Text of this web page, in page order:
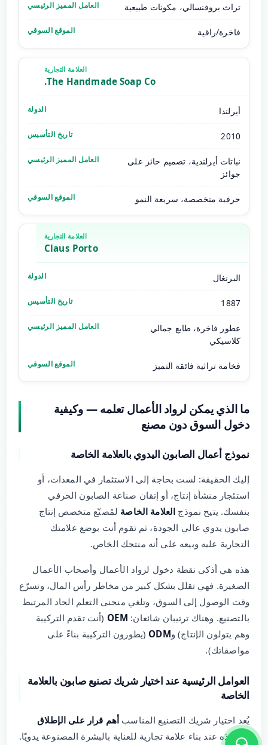
تراث بروفنسالي، مكونات طبيعية
فاخرة/راقية
The Handmade Soap Co.
أيرلندا
2010
نباتات أيرلندية، تصميم حائز على
جوائز
حرفية متخصصة، سريعة النمو
Claus Porto
البرتغال
1887
عطور فاخرة، طابع جمالي
كلاسيكي
فخامة تراثية فائقة التميز
ما الذي يمكن لرواد الأعمال تعلمه — وكيفية
دخول السوق دون مصنع
نموذج أعمال الصابون اليدوي بالعلامة الخاصة
إليك الحقيقة: لست بحاجة إلى الاستثمار في المعدات، أو
استئجار منشأة إنتاج، أو إتقان صناعة الصابون الحرفي
بنفسك. يتيح نموذج العلامة الخاصة لمُصنّع متخصص إنتاج
صابون يدوي عالي الجودة، ثم تقوم أنت بوضع علامتك
التجارية عليه وبيعه على أنه منتجك الخاص.
هذه هي أذكى نقطة دخول لرواد الأعمال وأصحاب الأعمال
الصغيرة. فهي تقلل بشكل كبير من مخاطر رأس المال، وتسرّع
وقت الوصول إلى السوق، وتلغي منحنى التعلم الحاد المرتبط
بالتصنيع. وهناك ترتيبان شائعان: OEM (أنت تقدم التركيبة
وهم يتولون الإنتاج) وODM (يطورون التركيبة بناءً على
مواصفاتك).
العوامل الرئيسية عند اختيار شريك تصنيع صابون بالعلامة
الخاصة
يُعد اختيار شريك التصنيع المناسب أهم قرار على الإطلاق
ستتخذه عند بناء علامة تجارية للعناية بالبشرة المصنوعة يدويًا.